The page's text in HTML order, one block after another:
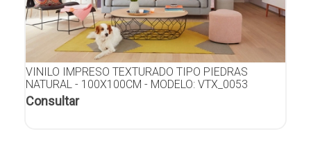
VINILO IMPRESO TEXTURADO TIPO PIEDRAS
NATURAL - 100X100CM - MODELO: VTX_0053
Consultar